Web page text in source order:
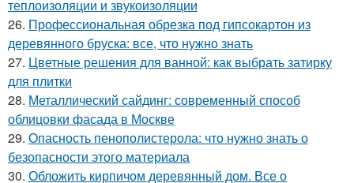
теплоизоляции и звукоизоляции
26. Профессиональная обрезка под гипсокартон из
деревянного бруска: все, что нужно знать
27. Цветные решения для ванной: как выбрать затирку
для плитки
28. Металлический сайдинг: современный способ
облицовки фасада в Москве
29. Опасность пенополистерола: что нужно знать о
безопасности этого материала
30. Обложить кирпичом деревянный дом. Все о